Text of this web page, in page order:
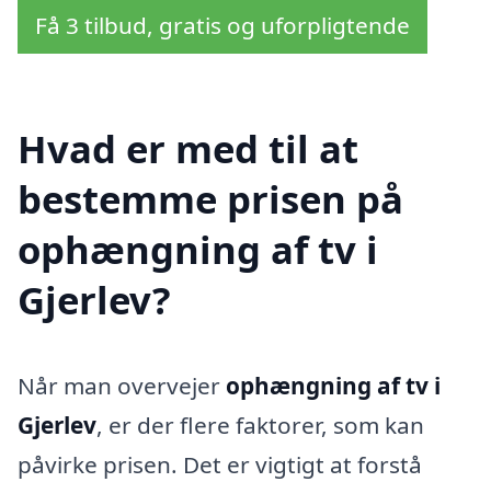
Få 3 tilbud, gratis og uforpligtende
Hvad er med til at
bestemme prisen på
ophængning af tv i
Gjerlev?
Når man overvejer ophængning af tv i
Gjerlev, er der flere faktorer, som kan
påvirke prisen. Det er vigtigt at forstå